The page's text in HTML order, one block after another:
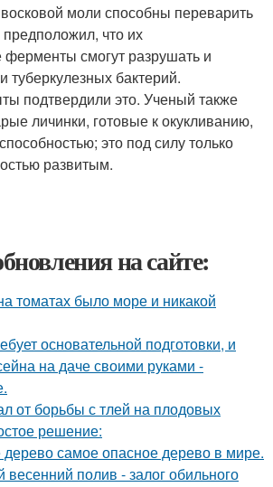
моли способны переварить
что их
смогут разрушать и
туберкулезных бактерий.
подтвердили это. Ученый также
личинки, готовые к окукливанию,
это под силу только
развитым.
на сайте:
томатах было море и никакой
основательной подготовки, и
на даче своими руками -
от борьбы с тлей на плодовых
решение:
самое опасное дерево в мире.
полив - залог обильного